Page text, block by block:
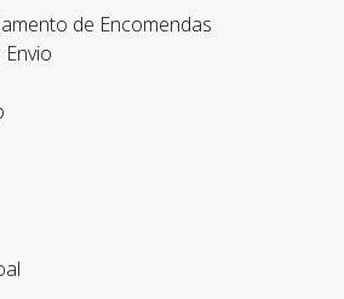
de Encomendas